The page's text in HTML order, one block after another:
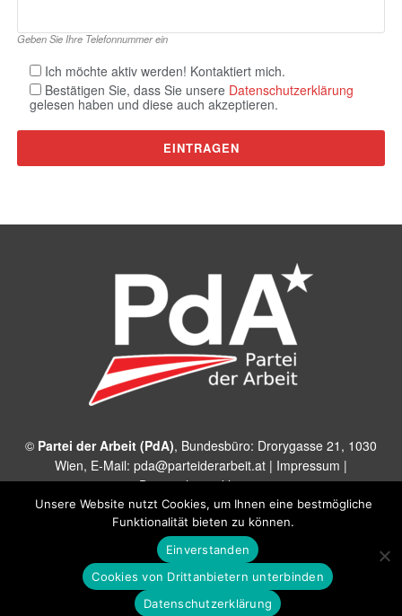
Geben Sie Ihre Telefonnummer ein
Ich möchte aktiv werden! Kontaktiert mich.
Bestätigen Sie, dass Sie unsere Datenschutzerklärung
gelesen haben und diese auch akzeptieren.
© Partei der Arbeit (PdA), Bundesbüro: Drorygasse 21, 1030
Wien, E‑Mail: pda@parteiderarbeit.at | Impressum |
Datenschutzerklärung
Unsere Website nutzt Cookies, um Ihnen eine bestmögliche
Funktionalität bieten zu können.
Einverstanden
Cookies von Drittanbietern unterbinden
Datenschutzerklärung